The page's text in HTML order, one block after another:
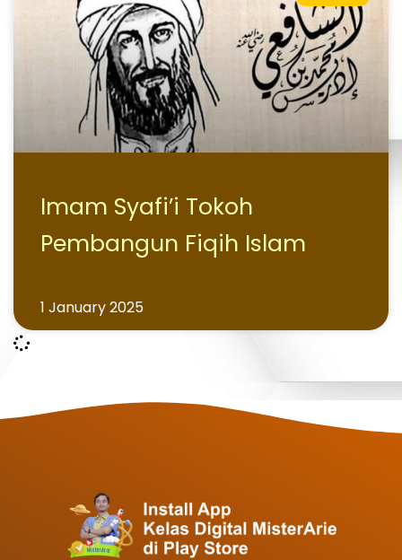
Imam Syafi’i Tokoh
Pembangun Fiqih Islam
1 January 2025